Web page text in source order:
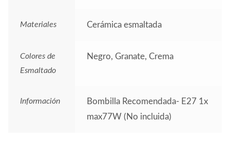
Materiales Cerámica esmaltada
Colores de
Esmaltado
Negro, Granate, Crema
Información
Bombilla Recomendada- E27 1x
max77W (No incluida)